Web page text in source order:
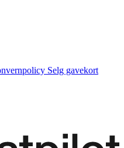
Selg gavekort